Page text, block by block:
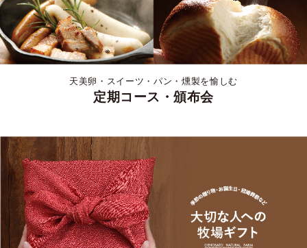
天美卵・スイーツ・パン・燻製を愉しむ
定期コース・頒布会